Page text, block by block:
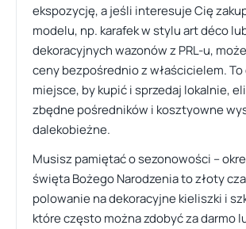
ekspozycję, a jeśli interesuje Cię
modelu, np. karafek w stylu art déco
dekoracyjnych wazonów z PRL-u,
ceny bezpośrednio z właścicielem. To
miejsce, by kupić i sprzedaj lokalnie,
zbędne pośredników i kosztyowne
dalekobieżne.
Musisz pamiętać o sezonowości –
święta Bożego Narodzenia to złoty
polowanie na dekoracyjne kieliszki i
które często można zdobyć za darmo